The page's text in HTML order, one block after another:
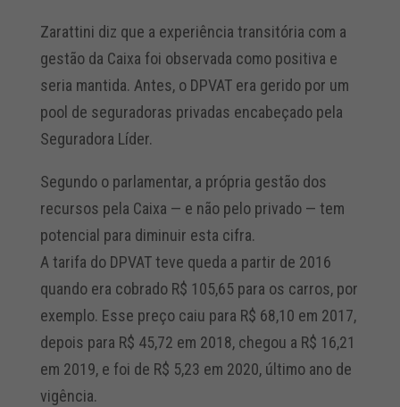
Zarattini diz que a experiência transitória com a
gestão da Caixa foi observada como positiva e
seria mantida. Antes, o DPVAT era gerido por um
pool de seguradoras privadas encabeçado pela
Seguradora Líder.
Segundo o parlamentar, a própria gestão dos
recursos pela Caixa — e não pelo privado — tem
potencial para diminuir esta cifra.
A tarifa do DPVAT teve queda a partir de 2016
quando era cobrado R$ 105,65 para os carros, por
exemplo. Esse preço caiu para R$ 68,10 em 2017,
depois para R$ 45,72 em 2018, chegou a R$ 16,21
em 2019, e foi de R$ 5,23 em 2020, último ano de
vigência.